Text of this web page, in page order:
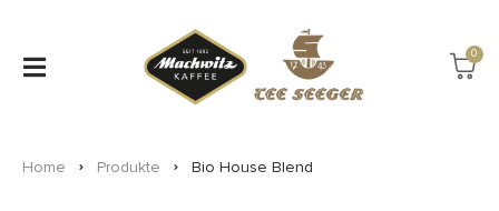
0
Home Produkte Bio House Blend